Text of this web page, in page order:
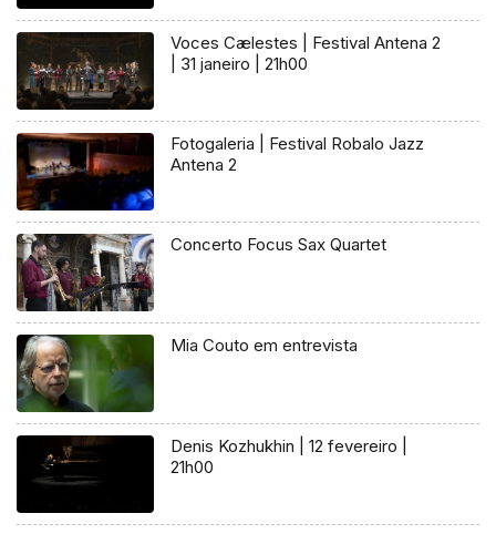
Voces Cælestes | Festival Antena 2
| 31 janeiro | 21h00
Fotogaleria | Festival Robalo Jazz
Antena 2
Concerto Focus Sax Quartet
Mia Couto em entrevista
Denis Kozhukhin | 12 fevereiro |
21h00